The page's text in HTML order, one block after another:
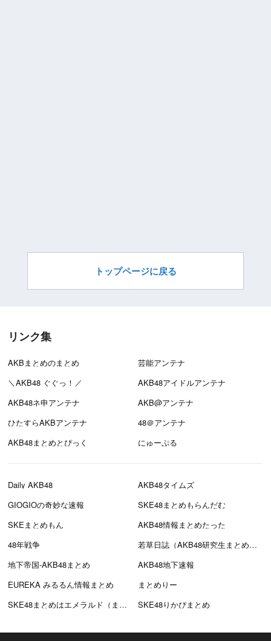
トップページに戻る
リンク集
AKBまとめのまとめ
芸能アンテナ
＼AKB48 ぐぐっ！／
AKB48アイドルアンテナ
AKB48ネ申アンテナ
AKB@アンテナ
ひたすらAKBアンテナ
48＠アンテナ
AKB48まとめとぴっく
にゅーぷる
Daily AKB48
AKB48タイムズ
GIOGIOの奇妙な速報
SKE48まとめもらんだむ
SKEまとめもん
AKB48情報まとめたった
48年戦争
若草日誌（AKB48研究生まとめブログ）
地下帝国-AKB48まとめ
AKB48地下速報
EUREKA みるるん情報まとめ
まとめりー
SKE48まとめはエメラルド（まとえめ）
SKE48りかぴまとめ